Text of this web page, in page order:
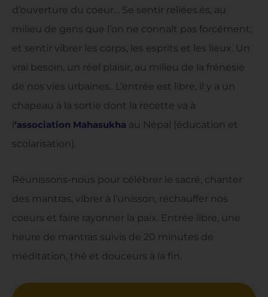
d’ouverture du coeur… Se sentir reliées.és, au
milieu de gens que l’on ne connaît pas forcément,
et sentir vibrer les corps, les esprits et les lieux. Un
vrai besoin, un réel plaisir, au milieu de la frénésie
de nos vies urbaines.. L’entrée est libre, il y a un
chapeau à la sortie dont la recette va à
l‘association Mahasukha au Népal (éducation et
scolarisation).
Réunissons-nous pour célébrer le sacré, chanter
des mantras, vibrer à l’unisson, réchauffer nos
coeurs et faire rayonner la paix. Entrée libre, une
heure de mantras suivis de 20 minutes de
méditation, thé et douceurs à la fin.